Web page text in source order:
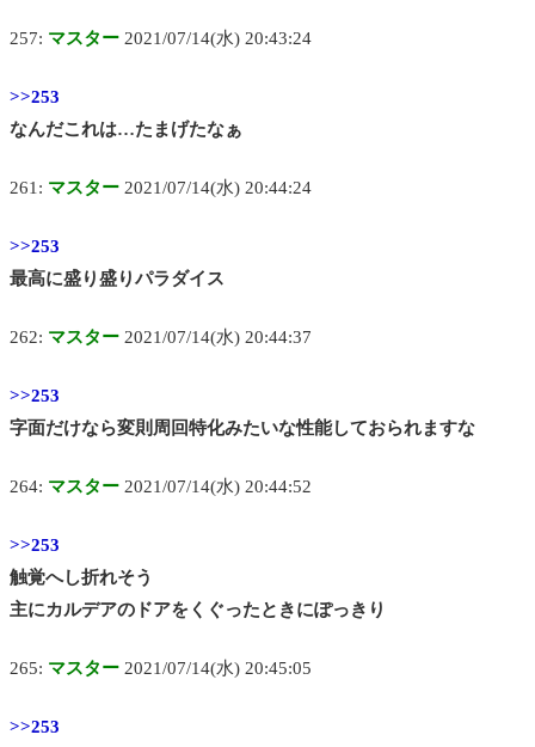
257: マスター 2021/07/14(水) 20:43:24
>>253
なんだこれは…たまげたなぁ
261: マスター 2021/07/14(水) 20:44:24
>>253
最高に盛り盛りパラダイス
262: マスター 2021/07/14(水) 20:44:37
>>253
字面だけなら変則周回特化みたいな性能しておられますな
264: マスター 2021/07/14(水) 20:44:52
>>253
触覚へし折れそう
主にカルデアのドアをくぐったときにぽっきり
265: マスター 2021/07/14(水) 20:45:05
>>253